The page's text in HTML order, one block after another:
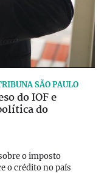
SÃO PAULO
do IOF e
do
o imposto
o crédito no país